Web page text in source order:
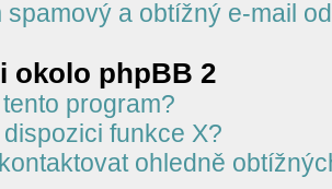
spamový a obtížný e-mail
okolo phpBB 2
program?
funkce X?
ohledně